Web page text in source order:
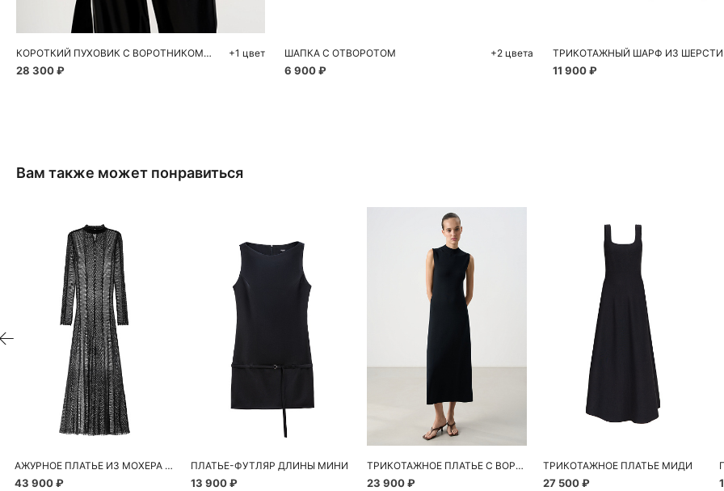
КОРОТКИЙ ПУХОВИК С ВОРОТНИКОМ-СТОЙКОЙ
28 300 ₽
+1 цвет ШАПКА С ОТВОРОТОМ
6 900 ₽
+2 цвета
11 900 ₽
Вам также может понравиться
АЖУРНОЕ ПЛАТЬЕ ИЗ МОХЕРА И ШЕРСТИ АЛЬПАКА
43 900 ₽
ПЛАТЬЕ-ФУТЛЯР ДЛИНЫ МИНИ
13 900 ₽
ТРИКОТАЖНОЕ ПЛАТЬЕ С ВОРОТНИКОМ-СТОЙКОЙ
23 900 ₽
ТРИКОТАЖНОЕ ПЛАТЬЕ МИДИ
27 500 ₽